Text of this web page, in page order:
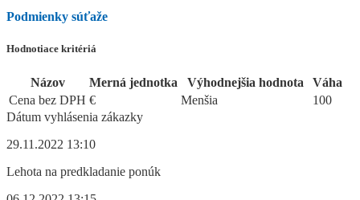
Podmienky súťaže
Hodnotiace kritériá
Názov Merná jednotka Výhodnejšia hodnota
Váha
Cena bez DPH € Menšia
100
Dátum vyhlásenia zákazky
29.11.2022 13:10
Lehota na predkladanie ponúk